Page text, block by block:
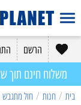
הרשם
משלוח חינם תוך
בית / חנות / חול מתגבש